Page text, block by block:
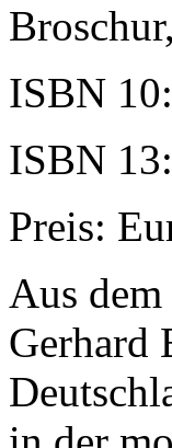
ISBN
ISBN
Preis:
Aus
Gerhard